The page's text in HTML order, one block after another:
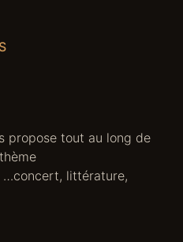
propose tout au long de
…concert, littérature,